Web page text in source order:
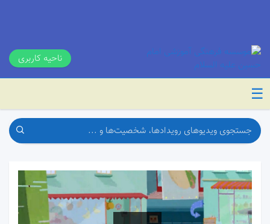
ناحیه کاربری
☰